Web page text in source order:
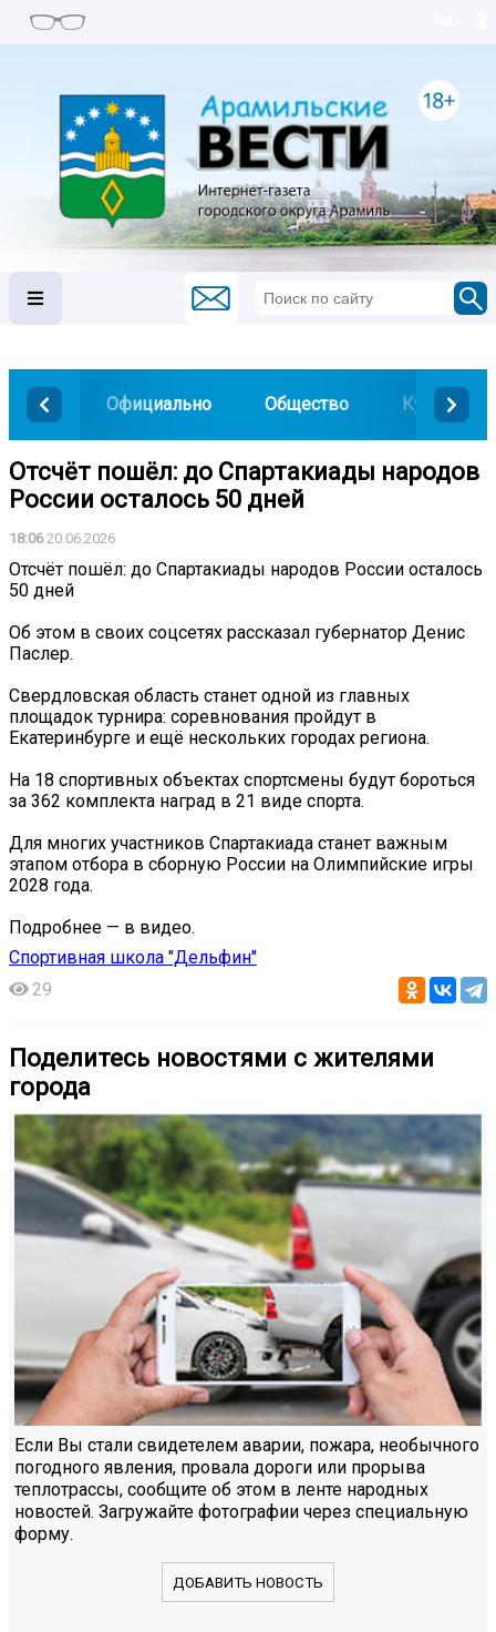
Официально Общество Культура
Отсчёт пошёл: до Спартакиады народов
России осталось 50 дней
18:0620.06.2026
Отсчёт пошёл: до Спартакиады народов России осталось
50 дней
Об этом в своих соцсетях рассказал губернатор Денис
Паслер.
Свердловская область станет одной из главных
площадок турнира: соревнования пройдут в
Екатеринбурге и ещё нескольких городах региона.
На 18 спортивных объектах спортсмены будут бороться
за 362 комплекта наград в 21 виде спорта.
Для многих участников Спартакиада станет важным
этапом отбора в сборную России на Олимпийские игры
2028 года.
Подробнее — в видео.
Спортивная школа "Дельфин"
29
Поделитесь новостями с жителями
города
Если Вы стали свидетелем аварии, пожара, необычного
погодного явления, провала дороги или прорыва
теплотрассы, сообщите об этом в ленте народных
новостей. Загружайте фотографии через специальную
форму.
ДОБАВИТЬ НОВОСТЬ